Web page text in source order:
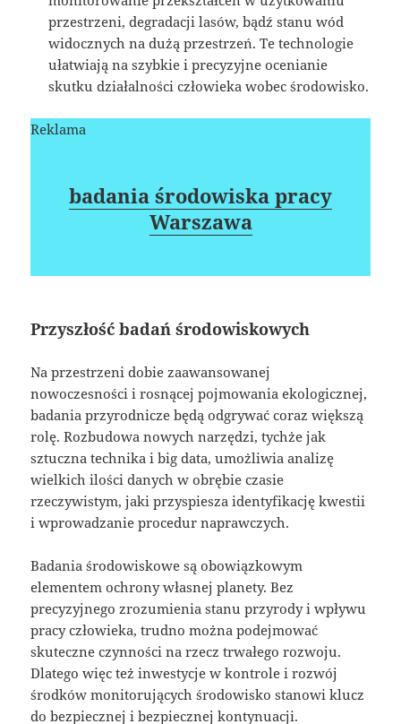
przestrzeni, degradacji lasów, bądź stanu wód
widocznych na dużą przestrzeń. Te technologie
ułatwiają na szybkie i precyzyjne ocenianie
skutku działalności człowieka wobec środowisko.
Reklama
badania środowiska pracy
Warszawa
Przyszłość badań środowiskowych
Na przestrzeni dobie zaawansowanej
nowoczesności i rosnącej pojmowania ekologicznej,
badania przyrodnicze będą odgrywać coraz większą
rolę. Rozbudowa nowych narzędzi, tychże jak
sztuczna technika i big data, umożliwia analizę
wielkich ilości danych w obrębie czasie
rzeczywistym, jaki przyspiesza identyfikację kwestii
i wprowadzanie procedur naprawczych.
Badania środowiskowe są obowiązkowym
elementem ochrony własnej planety. Bez
precyzyjnego zrozumienia stanu przyrody i wpływu
pracy człowieka, trudno można podejmować
skuteczne czynności na rzecz trwałego rozwoju.
Dlatego więc też inwestycje w kontrole i rozwój
środków monitorujących środowisko stanowi klucz
do bezpiecznej i bezpiecznej kontynuacji.